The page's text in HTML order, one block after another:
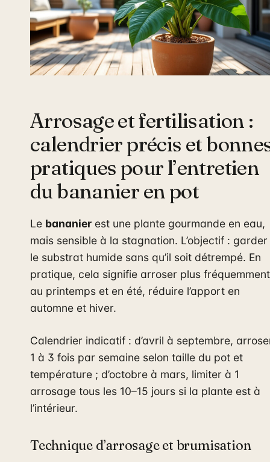
Arrosage et fertilisation :
calendrier précis et
pratiques pour l’entretien
du bananier en pot
Le bananier est une plante gourmande en eau,
mais sensible à la stagnation. L’objectif : garder
le substrat humide sans qu’il soit détrempé. En
pratique, cela signifie arroser plus fréquemment
au printemps et en été, réduire l’apport en
automne et hiver.
Calendrier indicatif : d’avril à septembre,
1 à 3 fois par semaine selon taille du pot et
température ; d’octobre à mars, limiter à 1
arrosage tous les 10–15 jours si la plante est à
l’intérieur.
Technique d’arrosage et brumisation